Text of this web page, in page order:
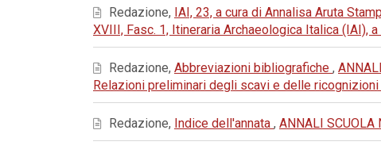
Redazione, IAI, 23, a cura di Annalisa Aruta
XVIII, Fasc. 1, Itineraria Archaeologica Italica (IAI),
Redazione, Abbreviazioni bibliografiche ,
Relazioni preliminari degli scavi e delle
Redazione, Indice dell'annata , ANNALI SCUOLA